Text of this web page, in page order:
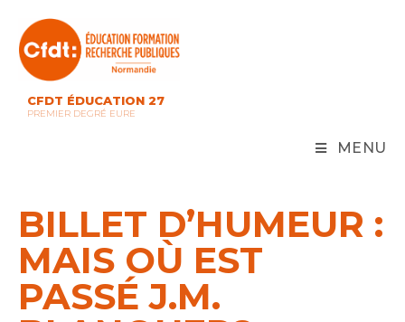
content
CFDT ÉDUCATION 27
PREMIER DEGRÉ EURE
MENU
BILLET D’HUMEUR :
MAIS OÙ EST
PASSÉ J.M.